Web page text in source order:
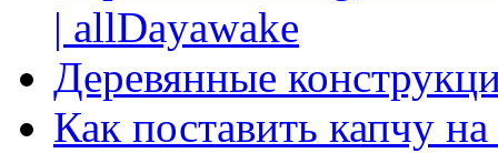
| allDayawake
Деревянные
Как поставить капчу